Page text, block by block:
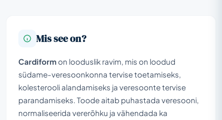
Mis see on?
Cardiform on looduslik ravim, mis on loodud
südame-veresoonkonna tervise toetamiseks,
kolesterooli alandamiseks ja veresoonte tervise
parandamiseks. Toode aitab puhastada veresooni,
normaliseerida vererõhku ja vähendada ka